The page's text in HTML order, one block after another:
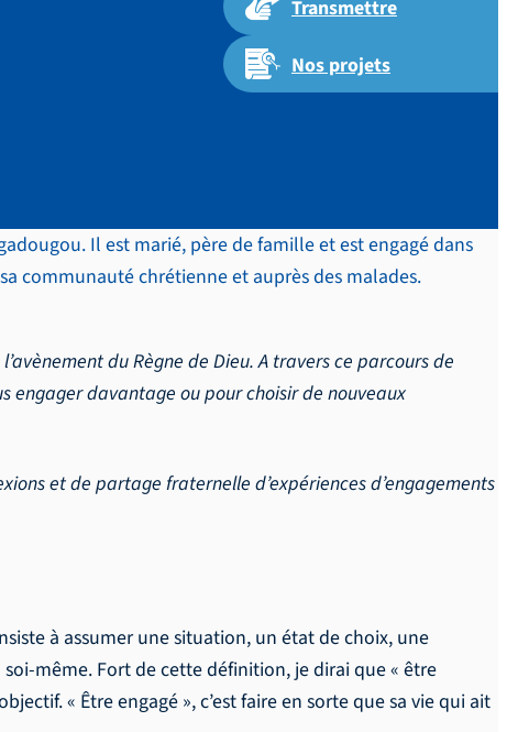
Transmettre
Nos projets
Il est marié, père de famille et est engagé dans
communauté chrétienne et auprès des malades.
du Règne de Dieu. A travers ce parcours de
engager davantage ou pour choisir de nouveaux
et de partage fraternelle d’expériences d’engagements
à assumer une situation, un état de choix, une
même. Fort de cette définition, je dirai que « être
« Être engagé », c’est faire en sorte que sa vie qui ait